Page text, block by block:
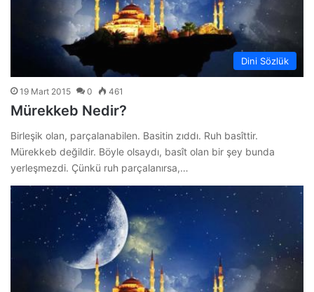
Dini Sözlük
19 Mart 2015 0 461
Mürekkeb Nedir?
Birleşik olan, parçalanabilen. Basitin zıddı. Ruh basîttir.
Mürekkeb değildir. Böyle olsaydı, basît olan bir şey bunda
yerleşmezdi. Çünkü ruh parçalanırsa,…